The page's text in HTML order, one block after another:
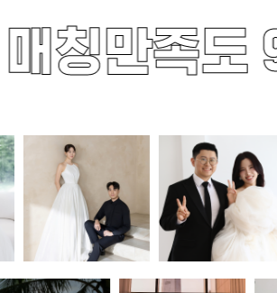
매칭만족도